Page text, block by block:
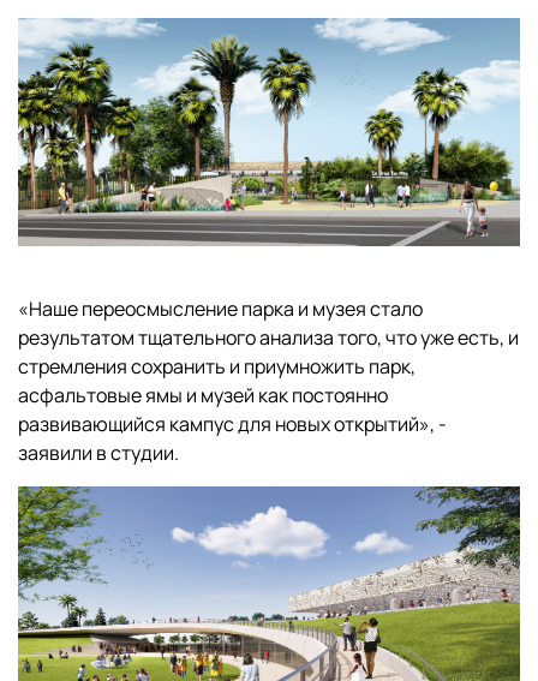
«Наше переосмысление парка и музея стало
результатом тщательного анализа того, что уже есть, и
стремления сохранить и приумножить парк,
асфальтовые ямы и музей как постоянно
развивающийся кампус для новых открытий», -
заявили в студии.